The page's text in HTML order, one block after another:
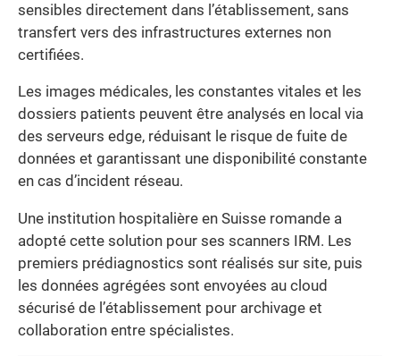
sensibles directement dans l’établissement, sans
transfert vers des infrastructures externes non
certifiées.
Les images médicales, les constantes vitales et les
dossiers patients peuvent être analysés en local via
des serveurs edge, réduisant le risque de fuite de
données et garantissant une disponibilité constante
en cas d’incident réseau.
Une institution hospitalière en Suisse romande a
adopté cette solution pour ses scanners IRM. Les
premiers prédiagnostics sont réalisés sur site, puis
les données agrégées sont envoyées au cloud
sécurisé de l’établissement pour archivage et
collaboration entre spécialistes.